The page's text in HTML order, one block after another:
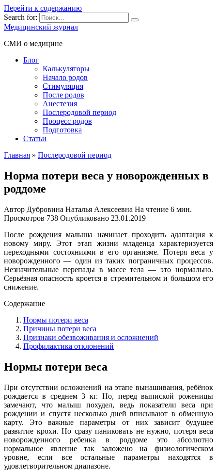
Перейти к содержанию
Search for:
Медицинский журнал
СМИ о медицине
Блог
Калькуляторы
Начало родов
Стимуляция
После родов
Анестезия
Послеродовой период
Процесс родов
Подготовка
Статьи
Главная » Послеродовой период
Норма потери веса у новорожденных в
роддоме
Автор Дубровина Наталья Алексеевна На чтение 6 мин.
Просмотров 738 Опубликовано 23.01.2019
После рождения малыша начинает проходить адаптация к
новому миру. Этот этап жизни младенца характеризуется
переходными состояниями в его организме. Потеря веса у
новорожденного — один из таких пограничных процессов.
Незначительные перепады в массе тела — это нормально.
Серьёзная опасность кроется в стремительном и большом его
снижение.
Содержание
Нормы потери веса
Причины потери веса
Признаки обезвоживания и осложнений
Профилактика отклонений
Нормы потери веса
При отсутствии осложнений на этапе вынашивания, ребёнок
рождается в среднем 3 кг. Но, перед выпиской роженицы
замечают, что малыш похудел, ведь показатели веса при
рождении и спустя несколько дней вписывают в обменную
карту. Это важные параметры от них зависит будущее
развитие крохи. Но сразу паниковать не нужно, потеря веса
новорожденного ребенка в роддоме это абсолютно
нормальное явление так заложено на физиологическом
уровне, если все остальные параметры находятся в
удовлетворительном диапазоне.